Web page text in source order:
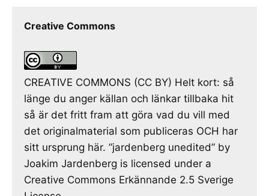
Creative Commons
CREATIVE COMMONS (CC BY) Helt kort: så
länge du anger källan och länkar tillbaka hit
så är det fritt fram att göra vad du vill med
det originalmaterial som publiceras OCH har
sitt ursprung här. ”jardenberg unedited” by
Joakim Jardenberg is licensed under a
Creative Commons Erkännande 2.5 Sverige